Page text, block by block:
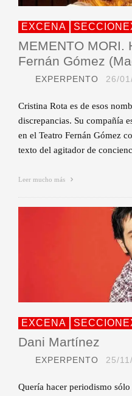
EXCENA
MEMENTO MORI.
Fernán Gómez
EXPERPENTO 26/
Cristina Rota es de esos
discrepancias. Su compañía
en el Teatro Fernán Gómez
texto del agitador de
Leer mucho más
EXCENA
Dani Martínez
EXPERPENTO 25/
Quería hacer periodismo